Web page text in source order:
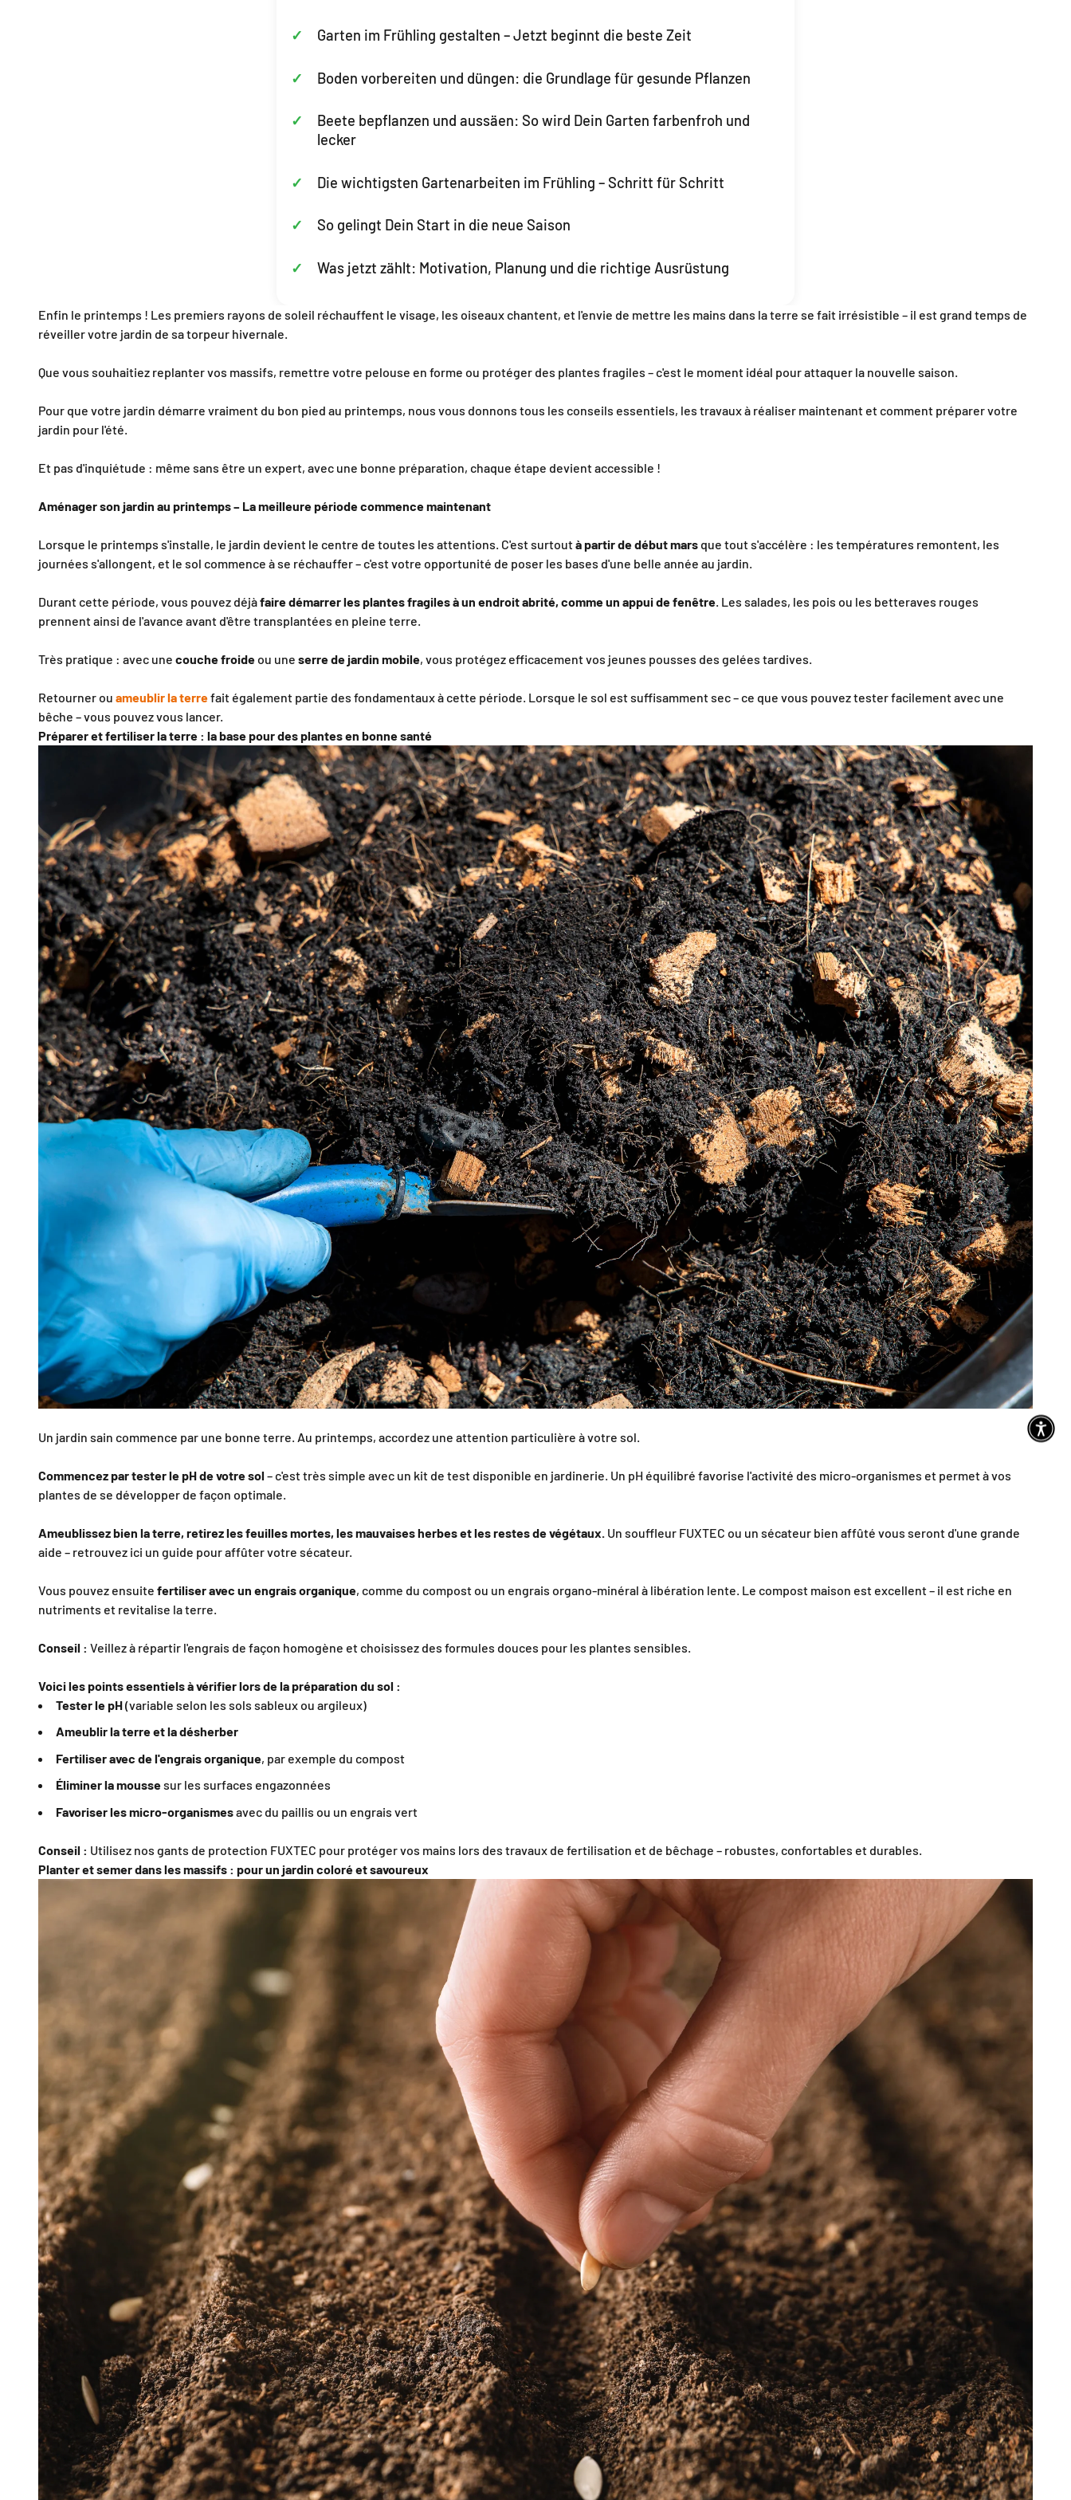
Garten im Frühling gestalten – Jetzt beginnt die beste Zeit
Boden vorbereiten und düngen: die Grundlage für gesunde Pflanzen
Beete bepflanzen und aussäen: So wird Dein Garten farbenfroh und
lecker
Die wichtigsten Gartenarbeiten im Frühling – Schritt für Schritt
So gelingt Dein Start in die neue Saison
Was jetzt zählt: Motivation, Planung und die richtige Ausrüstung
Enfin le printemps ! Les premiers rayons de soleil réchauffent le visage, les oiseaux chantent, et l'envie de mettre les mains dans la terre se fait irrésistible – il est grand temps de
réveiller votre jardin de sa torpeur hivernale.
Que vous souhaitiez replanter vos massifs, remettre votre pelouse en forme ou protéger des plantes fragiles – c'est le moment idéal pour attaquer la nouvelle saison.
Pour que votre jardin démarre vraiment du bon pied au printemps, nous vous donnons tous les conseils essentiels, les travaux à réaliser maintenant et comment préparer votre
jardin pour l'été.
Et pas d'inquiétude : même sans être un expert, avec une bonne préparation, chaque étape devient accessible !
Aménager son jardin au printemps – La meilleure période commence maintenant
Lorsque le printemps s'installe, le jardin devient le centre de toutes les attentions. C'est surtoutà partir de début mars que tout s'accélère : les températures remontent, les
journées s'allongent, et le sol commence à se réchauffer – c'est votre opportunité de poser les bases d'une belle année au jardin.
Durant cette période, vous pouvez déjàfaire démarrer les plantes fragiles à un endroit abrité, comme un appui de fenêtre . Les salades, les pois ou les betteraves rouges
prennent ainsi de l'avance avant d'être transplantées en pleine terre.
Très pratique : avec une couche froideou une serre de jardin mobile, vous protégez efficacement vos jeunes pousses des gelées tardives.
Retourner ou ameublir la terrefait également partie des fondamentaux à cette période. Lorsque le sol est suffisamment sec – ce que vous pouvez tester facilement avec une
bêche – vous pouvez vous lancer.
Préparer et fertiliser la terre : la base pour des plantes en bonne santé
Un jardin sain commence par une bonne terre. Au printemps, accordez une attention particulière à votre sol.
Commencez par tester le pH de votre sol – c'est très simple avec un kit de test disponible en jardinerie. Un pH équilibré favorise l'activité des micro-organismes et permet à vos
plantes de se développer de façon optimale.
Ameublissez bien la terre, retirez les feuilles mortes, les mauvaises herbes et les restes de végétaux. Un souffleur FUXTEC ou un sécateur bien affûté vous seront d'une grande
aide – retrouvez ici un guide pour affûter votre sécateur.
Vous pouvez ensuite fertiliser avec un engrais organique, comme du compost ou un engrais organo-minéral à libération lente. Le compost maison est excellent – il est riche en
nutriments et revitalise la terre.
Conseil : Veillez à répartir l'engrais de façon homogène et choisissez des formules douces pour les plantes sensibles.
Voici les points essentiels à vérifier lors de la préparation du sol :
Tester le pH(variable selon les sols sableux ou argileux)
Ameublir la terreet la désherber
Fertiliser avec de l'engrais organique, par exemple du compost
Éliminer la moussesur les surfaces engazonnées
Favoriser les micro-organismesavec du paillis ou un engrais vert
Conseil : Utilisez nos gants de protection FUXTEC pour protéger vos mains lors des travaux de fertilisation et de bêchage – robustes, confortables et durables.
Planter et semer dans les massifs : pour un jardin coloré et savoureux